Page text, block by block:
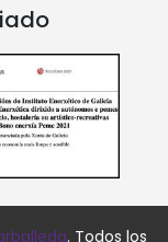
. Todos los